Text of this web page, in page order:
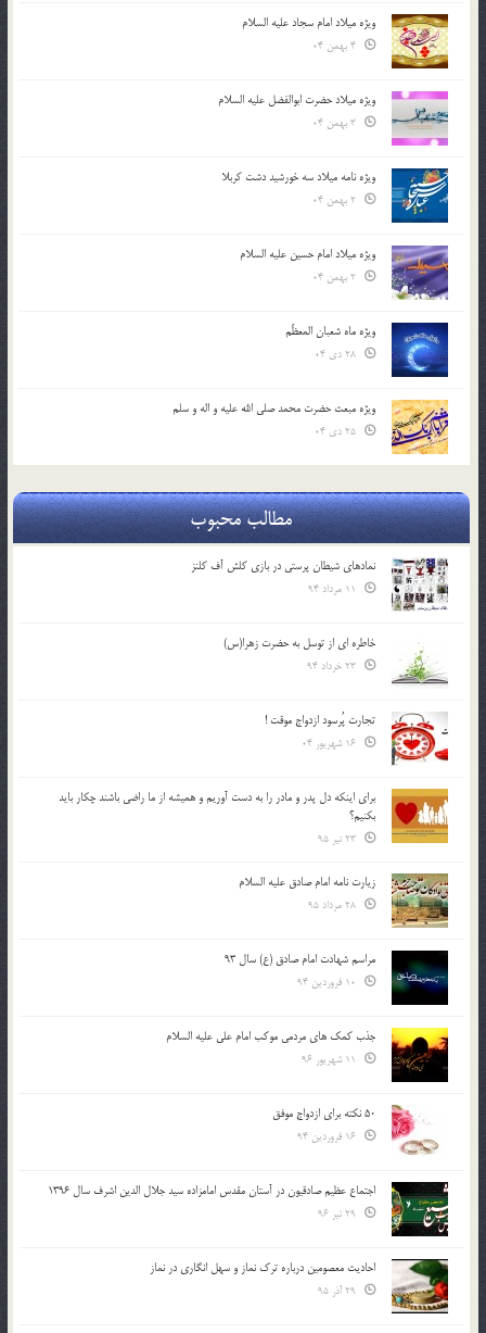
ویژه میلاد امام سجاد علیه السلام
ویژه میلاد حضرت ابوالفضل علیه السلام
ویژه نامه میلاد سه خورشید دشت کربلا
ویژه میلاد امام حسین علیه السلام
ویژه ماه شعبان المعظّم
ویژه مبعث حضرت محمد صلی الله علیه و اله و سلم
مطالب محبوب
نمادهای شیطان پرستی در بازی کلش آف کلنز
خاطره ای از توسل به حضرت زهرا(س)
تجارت پُرسود ازدواج موقت !
براي اينكه دل پدر و مادر را به دست آوريم و هميشه از ما راضي باشند چكار بايد
بكنيم؟
زیارت نامه امام صادق علیه السلام
مراسم شهادت امام صادق (ع) سال 93
جذب کمک های مردمی موکب امام علی علیه السلام
50 نکته برای ازدواج موفق
اجتماع عظیم صادقیون در آستان مقدس امامزاده سید جلال الدین اشرف سال 1396
احادیث معصومین درباره ترک نماز و سهل انگاری در نماز